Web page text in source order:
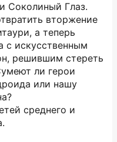
Соколиный Глаз.
вторжение
а теперь
с искусственным
решившим стереть
ли герои
или нашу
среднего и